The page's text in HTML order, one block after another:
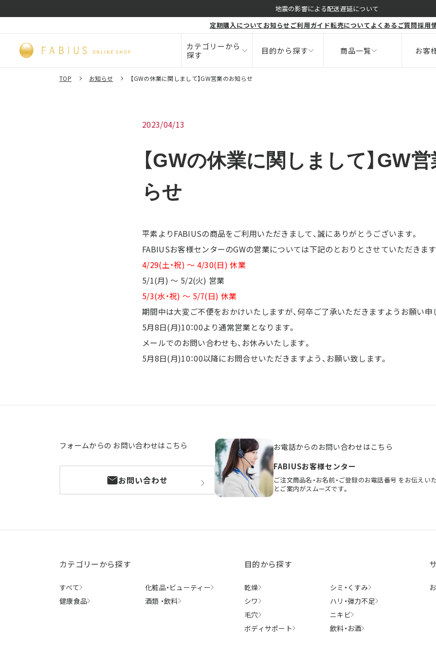
地震の影響による配送遅延について
定期購入についてお知らせ ご利用ガイド転売についてよくあるご質問採用
カテゴリーから
探す
ビューティー
健康食品
目的から探す
毛穴 ニキビ
ボディ
商品一覧
お客
TOP お知らせ 【GWの休業に関しまして】GW営業のお知らせ
2023/04/13
【GWの休業に関しまして】GW
らせ
平素よりFABIUSの商品をご利用いただきまして、誠にありがとうございます。
FABIUSお客様センターのGWの営業については下記のとおりとさせていただきます
4/29(土・祝) 〜 4/30(日) 休業
5/1(月) 〜 5/2(火) 営業
5/3(水・祝) 〜 5/7(日) 休業
期間中は大変ご不便をおかけいたしますが、何卒ご了承いただきますようお願い申
5月8日(月)10：00より通常営業となります。
メールでのお問い合わせも、お休みいたします。
5月8日(月)10：00以降にお問合せいただきますよう、お願い致します。
フォームからの お問い合わせはこちら
お問い合わせ
お電話からのお問い合わせはこちら
FABIUSお客様センター
ご注文商品名・お名前・ご登録のお電話番号 をお伝えい
とご案内がスムーズです。
カテゴリーから探す
すべて 化粧品・ビューティー
健康食品
酒類 ・飲料
目的から探す
乾燥 シミ・ くすみ
シワ
ハリ・弾力不足
毛穴
ニキビ
ボディ サポート 飲料・お酒